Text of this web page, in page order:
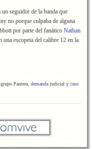
seguidor de la banda que
no porque culpaba de alguna
por parte del fanático Nathan
escopeta del calibre 12 en la
Pantera, demanda judicial y caso